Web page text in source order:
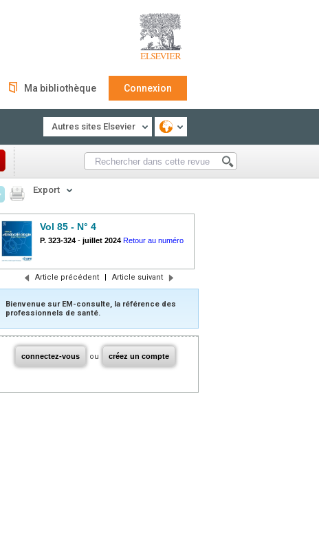
Ma bibliothèque Connexion
Autres sites Elsevier
Export
Vol 85 - N° 4
P. 323-324 - juillet 2024 Retour au numéro
Article précédent | Article suivant
Bienvenue sur EM-consulte, la référence des
professionnels de santé.
connectez-vous ou créez un compte